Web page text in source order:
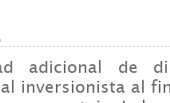
adicional de
inversionista al